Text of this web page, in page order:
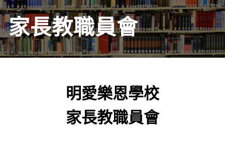
家長教職員會
明愛樂恩學校
家長教職員會